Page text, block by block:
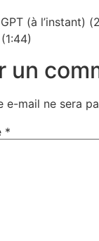
(à l’instant)
un
e-mail ne sera
*